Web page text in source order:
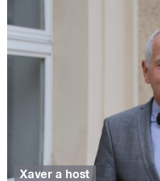
Xaver a host